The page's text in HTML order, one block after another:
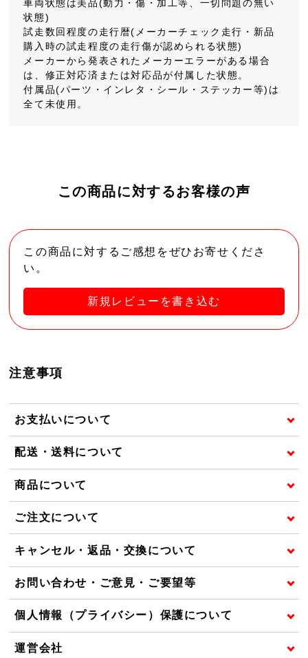
車両状態は美品(動力・傷・加工等、一切問題の無い
状態)
試走数回程度の走行暦(メーカーチェック走行・新品
購入時の試走程度の走行傷が認められる状態)
メーカーから発表されたメーカーエラーがある場合
は、修正対応済または対応品が付属した状態。
付属品(パーツ・インレタ・シール・ステッカー等)は
全て未使用。
この商品に対するお客様の声
この商品に対するご感想をぜひお寄せくださ
い。
新規レビューを書き込む
注意事項
お支払いについて
配送・送料について
商品について
ご注文について
キャンセル・返品・交換について
お問い合わせ・ご意見・ご要望等
個人情報（プライバシー）保護について
運営会社